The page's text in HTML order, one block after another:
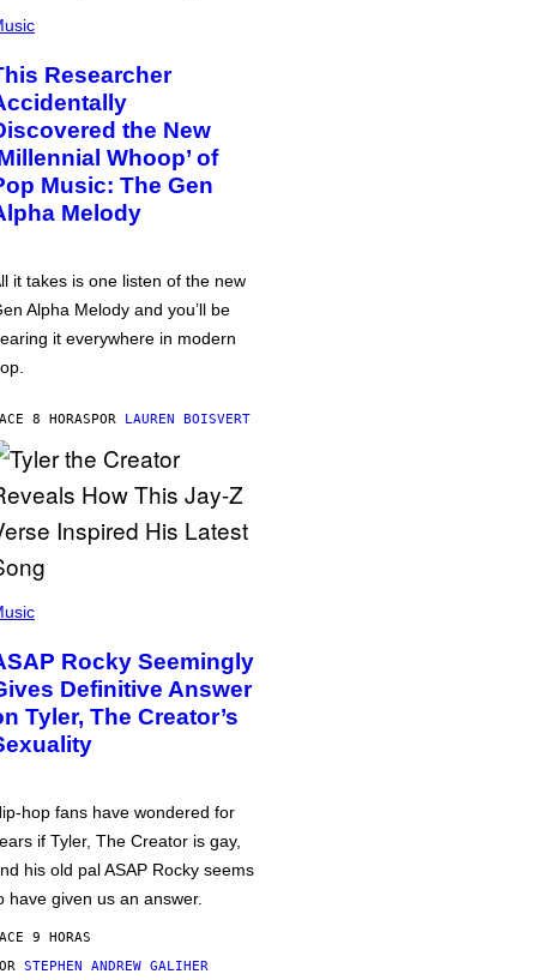
Researcher
the New
Whoop’ of
Music: The Gen
Melody
it takes is one listen of the new
Alpha Melody and you’ll be
it everywhere in modern
8 HORASPOR LAUREN BOISVERT
Rocky Seemingly
Definitive Answer
Tyler, The Creator’s
hop fans have wondered for
if Tyler, The Creator is gay,
his old pal ASAP Rocky seems
have given us an answer.
9 HORAS
STEPHEN ANDREW GALIHER